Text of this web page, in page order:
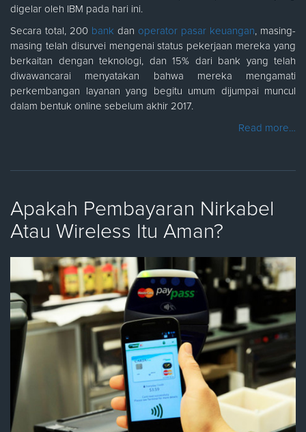
digelar oleh IBM pada hari ini.
Secara total, 200 bank dan operator pasar keuangan, masing-
masing telah disurvei mengenai status pekerjaan mereka yang
berkaitan dengan teknologi, dan 15% dari bank yang telah
diwawancarai menyatakan bahwa mereka mengamati
perkembangan layanan yang begitu umum dijumpai muncul
dalam bentuk online sebelum akhir 2017.
Read more…
Apakah Pembayaran Nirkabel
Atau Wireless Itu Aman?